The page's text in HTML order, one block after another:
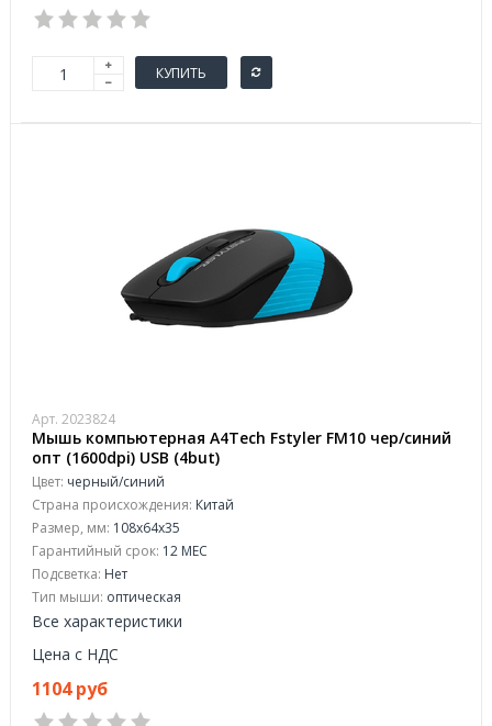
КУПИТЬ
Арт. 2023824
Мышь компьютерная A4Tech Fstyler FM10 чер/синий
опт (1600dpi) USB (4but)
Цвет: черный/синий
Страна происхождения: Китай
Размер, мм: 108x64x35
Гарантийный срок: 12 МЕС
Подсветка: Нет
Тип мыши: оптическая
Все характеристики
Цена с НДС
1104 руб